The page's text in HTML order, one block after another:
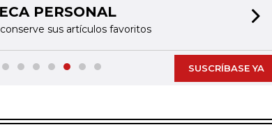
PERSONAL
sus artículos favoritos
SUSCRÍBASE YA